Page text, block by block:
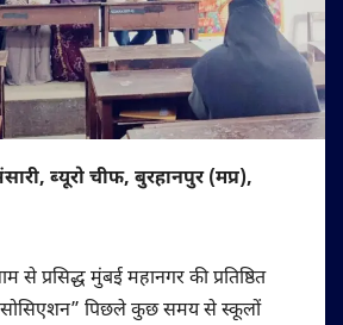
ब्यूरो चीफ, बुरहानपुर (मप्र),
से प्रसिद्ध मुंबई महानगर की प्रतिष्ठित
एसोसिएशन” पिछले कुछ समय से स्कूलों